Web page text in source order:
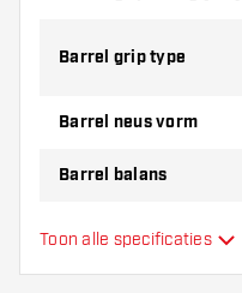
Barrel grip type
Barrel neus vorm
Barrel balans
Materiaal dartpijlen
Barrel neus grip
Toon alle specificaties